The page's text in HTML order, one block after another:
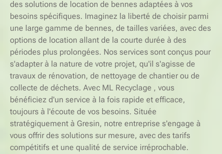
des solutions de location de bennes adaptées à vos
besoins spécifiques. Imaginez la liberté de choisir parmi
une large gamme de bennes, de tailles variées, avec des
options de location allant de la courte durée à des
périodes plus prolongées. Nos services sont conçus pour
s'adapter à la nature de votre projet, qu'il s'agisse de
travaux de rénovation, de nettoyage de chantier ou de
collecte de déchets. Avec ML Recyclage , vous
bénéficiez d'un service à la fois rapide et efficace,
toujours à l'écoute de vos besoins. Située
stratégiquement à Gresin, notre entreprise s'engage à
vous offrir des solutions sur mesure, avec des tarifs
compétitifs et une qualité de service irréprochable.